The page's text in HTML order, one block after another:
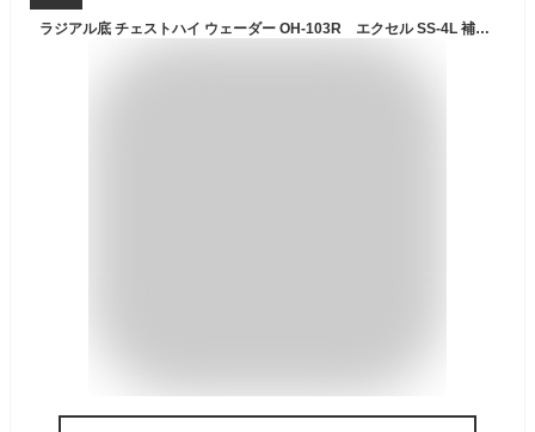
ラジアル底 チェストハイ ウェーダー OH-103R エクセル SS-4L 補修材付 胴付長靴 胴長 釣り用長靴 ウェダー 土木 防災 清掃 農業 農作業 漁業 胴付き長靴 釣り用長靴 作業服 レディース 子供 防水 水産長靴 潮干狩り 貝堀り 貝掘り